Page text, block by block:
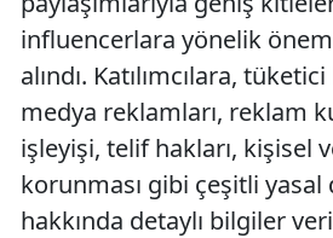
influencerlara yönelik
alındı. Katılımcılara,
medya reklamları, reklam
işleyişi, telif hakları, kişisel
korunması gibi çeşitli
hakkında detaylı bilgiler